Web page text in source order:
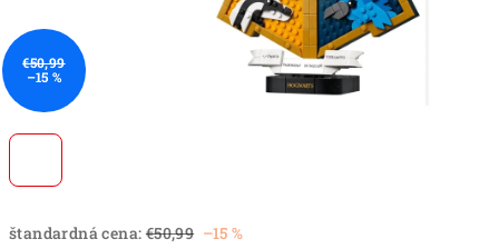
štandardná cena: €50,99 –15 %
€50,99
–15 %